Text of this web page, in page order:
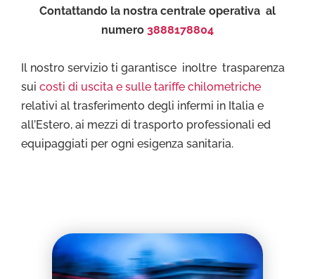
Contattando la nostra centrale operativa al
numero 3888178804
Il nostro servizio ti garantisce inoltre trasparenza
sui costi di uscita e sulle tariffe chilometriche
relativi al trasferimento degli infermi in Italia e
all’Estero, ai mezzi di trasporto professionali ed
equipaggiati per ogni esigenza sanitaria.